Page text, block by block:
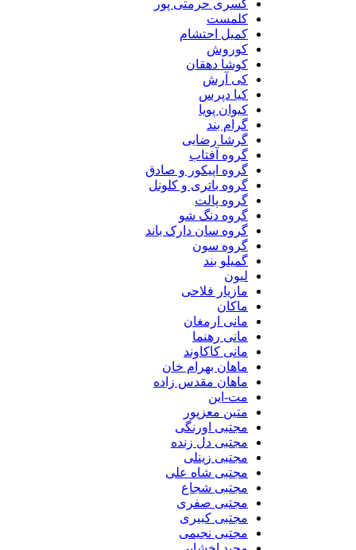
کسری حرمتی پور
کلمست
کمیل احتشام
کوروش
کوشا دهقان
کی آرش
کیا دپرس
کیوان پویا
گرام بند
گرشا رضایی
گروه آفتاب
گروه اپیکور و صادق
گروه باتری و کلونل
گروه پالت
گروه دنگ شو
گروه سان دارک باند
گروه سون
گمیلو بند
لیون
مازیار فلاحی
ماکان
مانی ارمغان
مانی رهنما
مانی کاکاوند
ماهان بهرام خان
ماهان مقدس زاده
مت-این
متین معزپور
مجتبی اورنگی
مجتبی دل زنده
مجتبی زینلی
مجتبی شاه علی
مجتبی شجاع
مجتبی صفری
مجتبی کبیری
مجتبی نجیمی